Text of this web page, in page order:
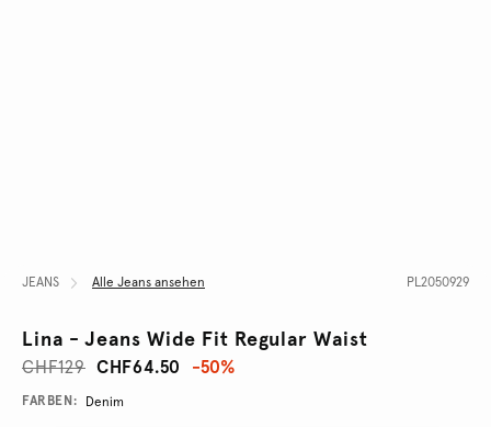
JEANS Alle Jeans ansehen PL2050929
Lina - Jeans Wide Fit Regular Waist
CHF64.50
CHF129 -50%
Promotions
Variations
FARBEN: Denim